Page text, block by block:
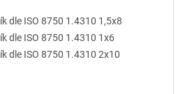
dle ISO 8750 1.4310 1,5x8
dle ISO 8750 1.4310 1x6
dle ISO 8750 1.4310 2x10